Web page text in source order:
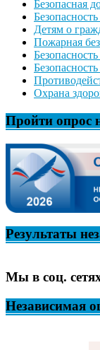
Безопасная
Детям о
Пожарная
Охрана
Пройти опрос
Результаты
Мы в соц.
Независимая